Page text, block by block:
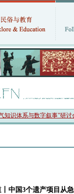
字叙事”研讨会在京召开
丨中国3个遗产项目从